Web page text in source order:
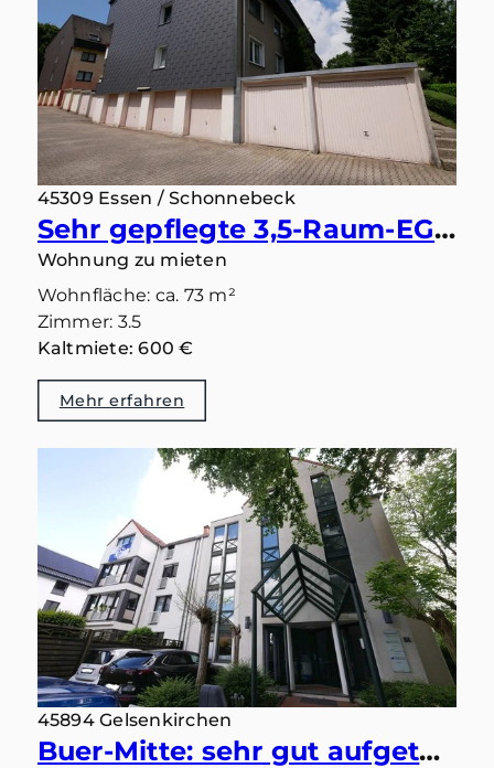
45309 Essen / Schonnebeck
Sehr gepflegte 3,5-Raum-EG-Wohnung mit Balkon im beliebten Essener Südostviertel sucht Nachmieter
Wohnung zu mieten
Wohnfläche: ca. 73 m²
Zimmer: 3.5
Kaltmiete: 600 €
Mehr erfahren
45894 Gelsenkirchen
Buer-Mitte: sehr gut aufgeteilte Büroetage mit ca. 134 m² Fläche in repräsentativem Gebäude